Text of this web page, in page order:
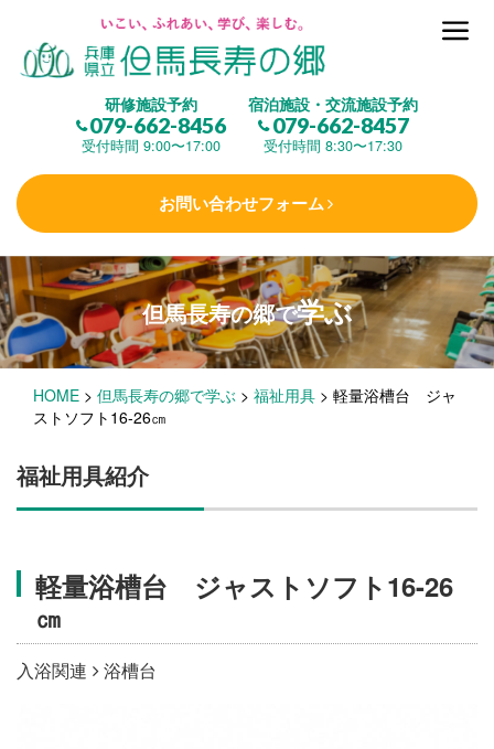
研修施設予約
079-662-8456
受付時間 9:00〜17:00
宿泊施設・交流施設予約
079-662-8457
受付時間 8:30〜17:30
お問い合わせフォーム
但馬長寿の郷とは
(研修施設)
楽しむ
学 ぶ(健康福祉)
泊まる(宿泊)
施設・料金
アクセス
但馬長寿の郷で学ぶ
HOME > 但馬長寿の郷で学ぶ > 福祉用具 > 軽量浴槽台 ジャ
ストソフト16-26㎝
福祉用具紹介
軽量浴槽台 ジャストソフト16-26
㎝
入浴関連 浴槽台